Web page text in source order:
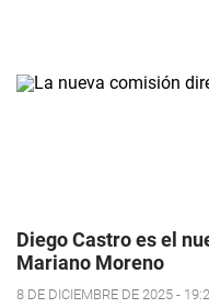
Diego Castro es el
Mariano Moreno
8 DE DICIEMBRE DE 2025 -